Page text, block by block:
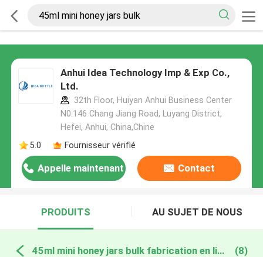
Anhui Idea Technology Imp & Exp Co.,
Ltd.
32th Floor, Huiyan Anhui Business Center
N0.146 Chang Jiang Road, Luyang District,
Hefei, Anhui, China,Chine
5.0
Fournisseur vérifié
Appelle maintenant Contact
PRODUITS AU SUJET DE NOUS
45ml mini honey jars bulk fabrication en ligne (8)